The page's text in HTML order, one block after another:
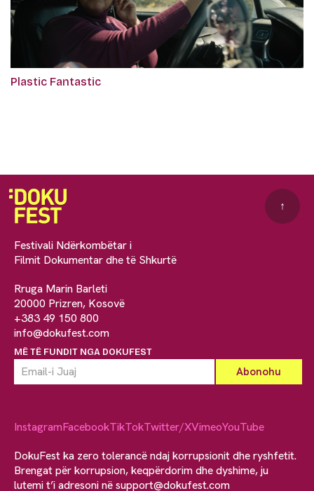
Plastic Fantastic
Festivali Ndërkombëtar i
Filmit Dokumentar dhe të Shkurtë
Rruga Marin Barleti
20000 Prizren, Kosovë
+383 49 150 800
info@dokufest.com
MË TË FUNDIT NGA DOKUFEST
↑
InstagramFacebookTikTokTwitter/XVimeoYouTube
DokuFest ka zero tolerancë ndaj korrupsionit dhe ryshfetit.
Brengat për korrupsion, keqpërdorim dhe dyshime, ju
lutemi t’i adresoni nësupport@dokufest.com